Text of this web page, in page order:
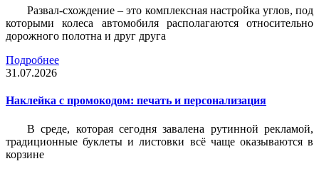
Развал-схождение – это комплексная настройка углов, под
которыми колеса автомобиля располагаются относительно
дорожного полотна и друг друга
Подробнее
31.07.2026
Наклейка c промокодом: печать и персонализация
В среде, которая сегодня завалена рутинной рекламой,
традиционные буклеты и листовки всё чаще оказываются в
корзине